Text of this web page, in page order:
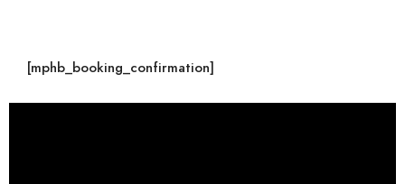
[mphb_booking_confirmation]